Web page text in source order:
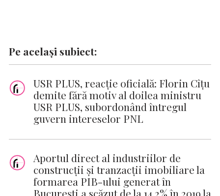
Pe același subiect:
USR PLUS, reacţie oficială: Florin Cîţu
demite fără motiv al doilea ministru
USR PLUS, subordonând întregul
guvern intereselor PNL
Aportul direct al industriilor de
construcții și tranzacții imobiliare la
formarea PIB-ului generat în